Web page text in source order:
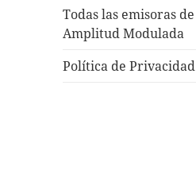
Todas las emisoras de
Amplitud Modulada
Política de Privacidad